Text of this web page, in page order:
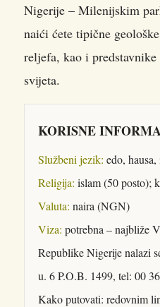
Nigerije – Milenijskim
naići ćete tipične
reljefa, kao i
svijeta.
KORISNE
Službeni jezik: edo,
Religija: islam (50 posto);
Valuta: naira (NGN)
Viza: potrebna – najbliže
Republike Nigerije nalazi
u. 6 P.O.B. 1499, tel: 00
Kako putovati: redovnim